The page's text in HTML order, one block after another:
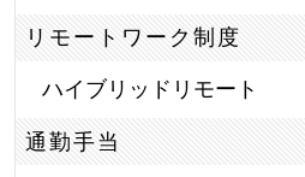
リモートワーク制度
ハイブリッドリモート
通勤手当